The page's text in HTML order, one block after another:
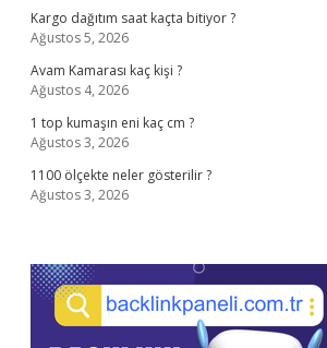
Kargo dağıtım saat kaçta bitiyor ?
Ağustos 5, 2026
Avam Kamarası kaç kişi ?
Ağustos 4, 2026
1 top kumaşın eni kaç cm ?
Ağustos 3, 2026
1100 ölçekte neler gösterilir ?
Ağustos 3, 2026